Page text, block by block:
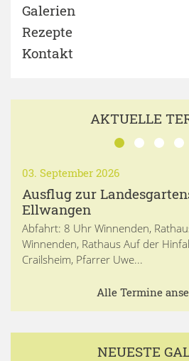
Galerien
Rezepte
Kontakt
AKTUELLE
03. September 2026
Ausflug zur
Ellwangen
Abfahrt: 8 Uhr Winnenden,
Winnenden, Rathaus Auf der
Crailsheim, Pfarrer Uwe...
Alle Termine
NEUESTE